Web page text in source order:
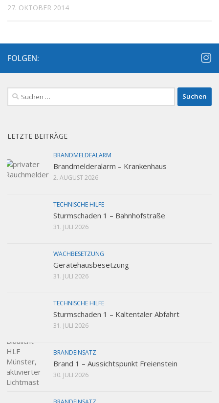
27. OKTOBER 2014
FOLGEN:
Suchen
nach:
LETZTE BEITRÄGE
BRANDMELDEALARM
Brandmelderalarm – Krankenhaus
2. AUGUST 2026
TECHNISCHE HILFE
Sturmschaden 1 – Bahnhofstraße
31. JULI 2026
WACHBESETZUNG
Gerätehausbesetzung
31. JULI 2026
TECHNISCHE HILFE
Sturmschaden 1 – Kaltentaler Abfahrt
31. JULI 2026
BRANDEINSATZ
Brand 1 – Aussichtspunkt Freienstein
30. JULI 2026